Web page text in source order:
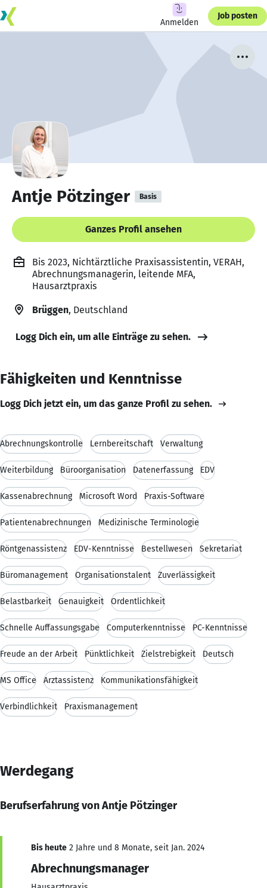
Anmelden
Job posten
Antje Pötzinger Basis
Ganzes Profil ansehen
Bis 2023, Nichtärztliche Praxisassistentin, VERAH,
Abrechnungsmanagerin, leitende MFA,
Hausarztpraxis
Brüggen, Deutschland
Logg Dich ein, um alle Einträge zu sehen.
Fähigkeiten und Kenntnisse
Logg Dich jetzt ein, um das ganze Profil zu sehen.
Abrechnungskontrolle Lernbereitschaft Verwaltung
Weiterbildung Büroorganisation Datenerfassung EDV
Kassenabrechnung Microsoft Word Praxis-Software
Patientenabrechnungen Medizinische Terminologie
Röntgenassistenz EDV-Kenntnisse Bestellwesen Sekretariat
Büromanagement Organisationstalent Zuverlässigkeit
Belastbarkeit Genauigkeit Ordentlichkeit
Schnelle Auffassungsgabe Computerkenntnisse PC-Kenntnisse
Freude an der Arbeit Pünktlichkeit Zielstrebigkeit Deutsch
MS Office Arztassistenz Kommunikationsfähigkeit
Verbindlichkeit Praxismanagement
Werdegang
Berufserfahrung von Antje Pötzinger
Bis heute 2 Jahre und 8 Monate, seit Jan. 2024
Abrechnungsmanager